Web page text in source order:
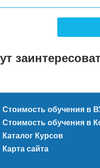
Стоимость обучения в
Стоимость обучения в
Каталог Курсов
Карта сайта